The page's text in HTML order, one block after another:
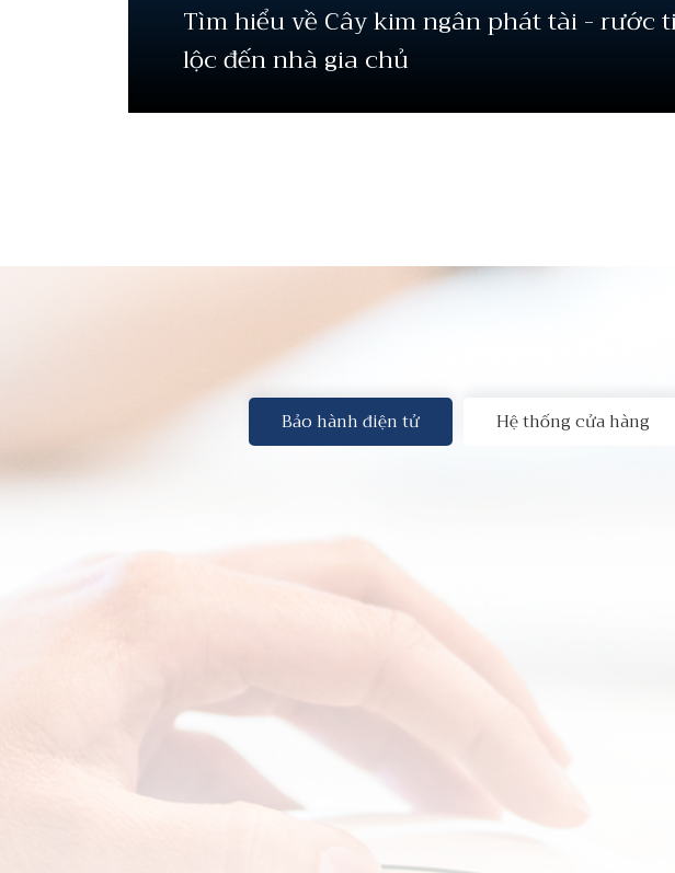
Tìm hiểu về Cây kim ngân phát tài - rước
lộc đến nhà gia chủ
Bảo hành điện tử Hệ thống cửa hàng